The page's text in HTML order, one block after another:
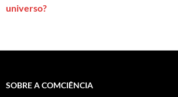
universo?
SOBRE A COMCIÊNCIA